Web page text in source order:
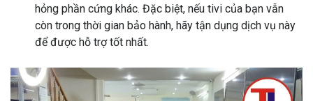
hỏng phần cứng khác. Đặc biệt, nếu tivi của bạn vẫn
còn trong thời gian bảo hành, hãy tận dụng dịch vụ này
để được hỗ trợ tốt nhất.